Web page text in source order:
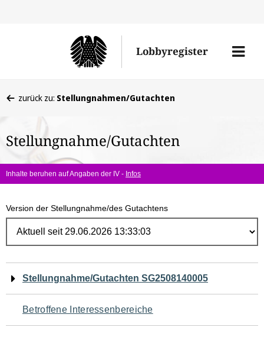
Lobbyregister
Menü
befinden
hier:
zurück zu: Stellungnahmen/Gutachten
Stellungnahme/Gutachten
Inhalte beruhen auf Angaben der IV - Infos
Version der Stellungnahme/des Gutachtens
Navigation
für
den
Stellungnahme/Gutachten SG2508140005
Betroffene Interessenbereiche